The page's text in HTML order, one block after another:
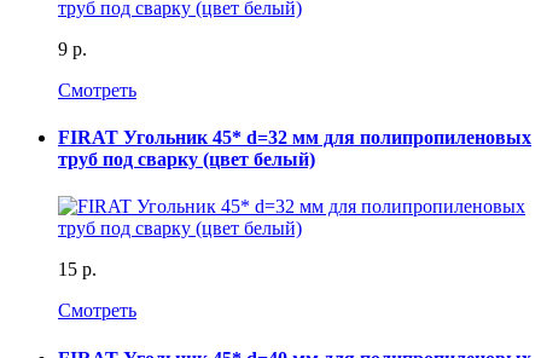
9 р.
Смотреть
FIRAT Угольник 45* d=32 мм для полипропиленовых
труб под сварку (цвет белый)
15 р.
Смотреть